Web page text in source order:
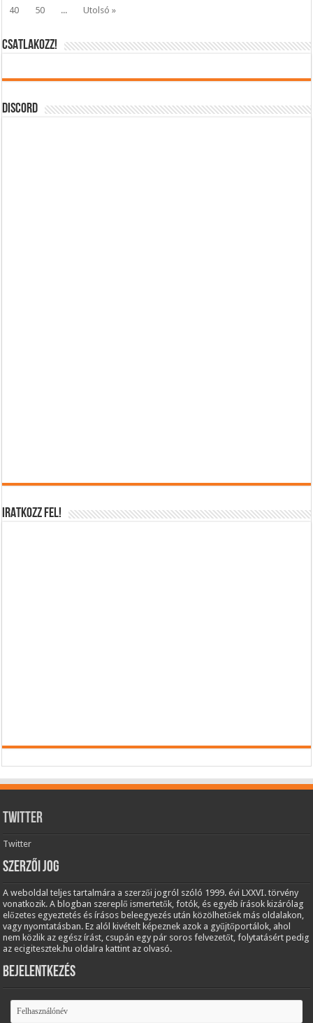
40
50 ... Utolsó »
CSATLAKOZZ!
DISCORD
IRATKOZZ FEL!
Twitter
Twitter
Szerzői jog
A weboldal teljes tartalmára a szerzői jogról szóló 1999. évi LXXVI. törvény
vonatkozik. A blogban szereplő ismertetők, fotók, és egyéb írások kizárólag
előzetes egyeztetés és írásos beleegyezés után közölhetőek más oldalakon,
vagy nyomtatásban. Ez alól kivételt képeznek azok a gyűjtőportálok, ahol
nem közlik az egész írást, csupán egy pár soros felvezetőt, folytatásért pedig
az ecigitesztek.hu oldalra kattint az olvasó.
Bejelentkezés